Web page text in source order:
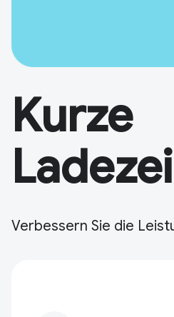
Kurze
Verbessern Sie die